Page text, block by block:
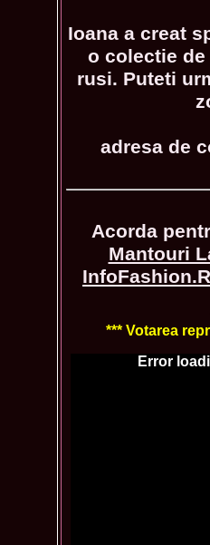
Ioana a creat
o colectie
rusi. Puteti
adresa de
Acorda
Mantouri
*** Votarea
Error